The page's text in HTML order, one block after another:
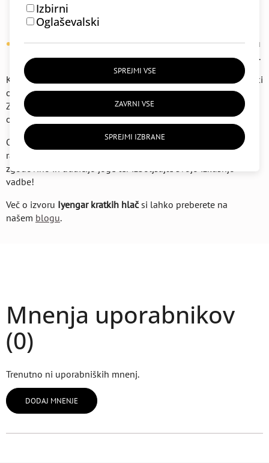
Izbirni
Oglaševalski
SPREJMI VSE
ZAVRNI VSE
SPREJMI IZBRANE
zgodovine Iyengar joge, saj so jih prvič zasnovali z
namenom omogočiti udobje in enostavno gibanje.
Vidnost telesne poravnave: Pomagajo učiteljem pri nadzoru
poravnave telesa med vadbo, kar izboljša učenje in prakso.
Kratke hlače so več kot le oblačilo – so del jogijske
tradicije
, ki
omogoča brezskrbno vadbo in popolno osredotočenost.
Zasnovane so z mislijo na funkcionalnost in
, hkrati pa
ohranjajo eleganco in preprostost.
Odkrijte našo kolekcijo
Iyengar kratkih hlač
, ki so na voljo v
različnih velikostih in barvah. Povežite svojo prakso z
zgodovino in tradicijo joge ter izboljšajte svojo izkušnjo
vadbe!
Več o izvoru Iyengar kratkih hlačsi lahko preberete na
našem blogu.
Mnenja uporabnikov
(0)
Trenutno ni uporabniških mnenj.
DODAJ MNENJE